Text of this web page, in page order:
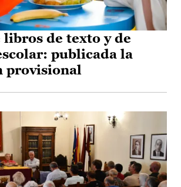
libros de texto y de
publicada la
provisional